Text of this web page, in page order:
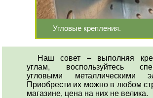
Угловые крепления.
Наш совет – выполняя
углам, воспользуйтесь
угловыми металлическими
Приобрести их можно в любом
магазине, цена на них не велика.